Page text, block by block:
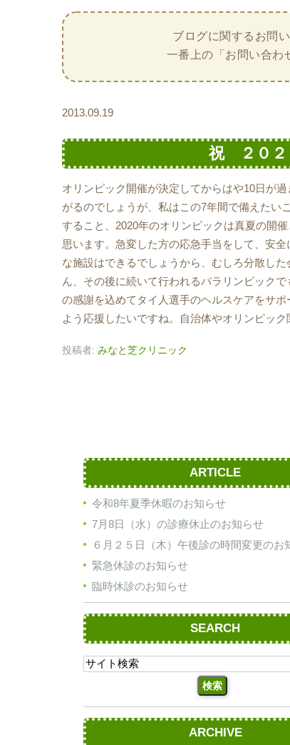
ブログに関するお問
一番上の「お問い合わ
2013.09.19
祝 ２０２
オリンピック開催が決定してからはや10日が
がるのでしょうが、私はこの7年間で備えたい
すること、2020年のオリンピックは真夏の開
思います。急変した方の応急手当をして、安
な施設はできるでしょうから、むしろ分散し
ん、その後に続いて行われるパラリンピック
の感謝を込めてタイ人選手のヘルスケアをサ
よう応援したいですね。自治体やオリンピック
投稿者: みなと芝クリニック
ARTICLE
令和8年夏季休暇のお知らせ
7月8日（水）の診療休止のお知らせ
６月２５日（木）午後診の時間変更のお
緊急休診のお知らせ
臨時休診のお知らせ
SEARCH
ARCHIVE